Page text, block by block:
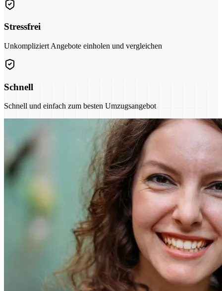
Stressfrei
Unkompliziert Angebote einholen und vergleichen
Schnell
Schnell und einfach zum besten Umzugsangebot